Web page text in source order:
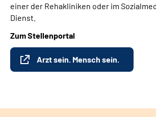
einer der Rehakliniken oder im
Dienst.
Zum Stellenportal
Arzt sein. Mensch sein.